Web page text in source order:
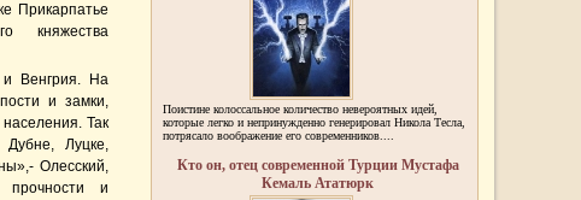
Прикарпатье
княжества
Венгрия. На
и замки,
Так
Дубне, Луцке,
Олесский,
и
Поистине колоссальное количество невероятных идей,
которые легко и непринужденно генерировал Никола Тесла,
потрясало воображение его современников....
Кто он, отец современной Турции Мустафа
Кемаль Ататюрк